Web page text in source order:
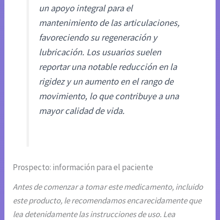
un apoyo integral para el
mantenimiento de las articulaciones,
favoreciendo su regeneración y
lubricación. Los usuarios suelen
reportar una notable reducción en la
rigidez y un aumento en el rango de
movimiento, lo que contribuye a una
mayor calidad de vida.
Prospecto: información para el paciente
Antes de comenzar a tomar este medicamento, incluido
este producto, le recomendamos encarecidamente que
lea detenidamente las instrucciones de uso. Lea